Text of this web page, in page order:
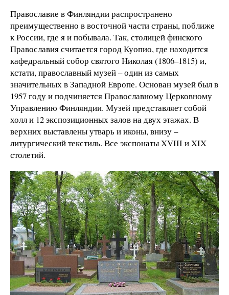
Православие в Финляндии распространено
преимущественно в восточной части страны, поближе
к России, где я и побывала. Так, столицей финского
Православия считается город Куопио, где находится
кафедральный собор святого Николая (1806–1815) и,
кстати, православный музей – один из самых
значительных в Западной Европе. Основан музей был в
1957 году и подчиняется Православному Церковному
Управлению Финляндии. Музей представляет собой
холл и 12 экспозиционных залов на двух этажах. В
верхних выставлены утварь и иконы, внизу –
литургический текстиль. Все экспонаты XVIII и XIX
столетий.